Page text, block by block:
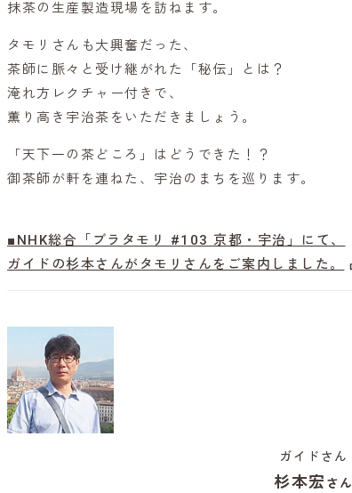
抹茶の生産製造現場を訪ねます。
タモリさんも大興奮だった、
茶師に脈々と受け継がれた「秘伝」とは？
淹れ方レクチャー付きで、
薫り高き宇治茶をいただきましょう。
「天下一の茶どころ」はどうできた！？
御茶師が軒を連ねた、宇治のまちを巡ります。
■NHK総合「ブラタモリ #103 京都・宇治」にて、
ガイドの杉本さんがタモリさんをご案内しました。
ガイドさん
杉本宏 さん